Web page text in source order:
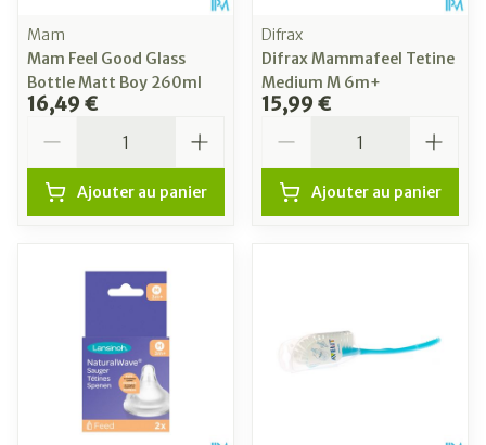
Mam
Mam Feel Good Glass
Bottle Matt Boy 260ml
16,49 €
Ajouter au panier
Difrax
Difrax Mammafeel Tetine
Medium M 6m+
15,99 €
Ajouter au panier